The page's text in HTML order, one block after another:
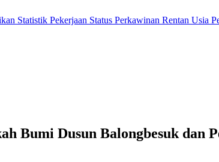
Statistik Pekerjaan Status Perkawinan Rentan Usia
Bumi Dusun Balongbesuk dan